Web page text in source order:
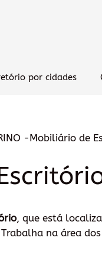
por cidades
-Mobiliário de
, que está
na área dos